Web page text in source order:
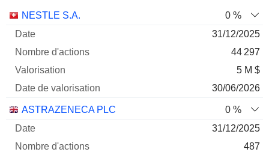
Nombre
NESTLE S.A.
0 %
31/12/2025
44 297
5 M $
30/06/2026
ASTRAZENECA PLC
0 %
31/12/2025
487